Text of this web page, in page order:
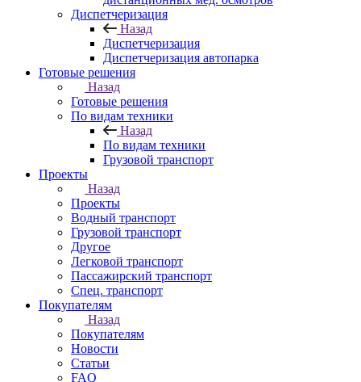
Диспетчеризация
Назад
Диспетчеризация
Диспетчеризация автопарка
Готовые решения
Назад
Готовые решения
По видам техники
Назад
По видам техники
Грузовой транспорт
Проекты
Назад
Проекты
Водный транспорт
Грузовой транспорт
Другое
Легковой транспорт
Пассажирский транспорт
Спец. транспорт
Покупателям
Назад
Покупателям
Новости
Статьи
FAQ